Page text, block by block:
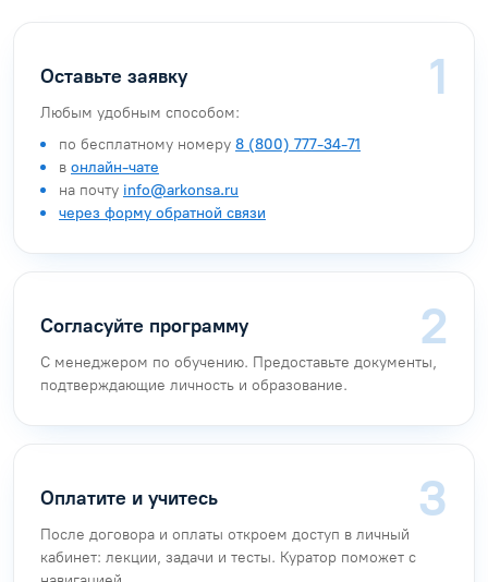
Оставьте заявку
Любым удобным способом:
по бесплатному номеру 8 (800) 777-34-71
в онлайн-чате
на почту info@arkonsa.ru
через форму обратной связи
Согласуйте программу
С менеджером по обучению. Предоставьте документы,
подтверждающие личность и образование.
Оплатите и учитесь
После договора и оплаты откроем доступ в личный
кабинет: лекции, задачи и тесты. Куратор поможет с